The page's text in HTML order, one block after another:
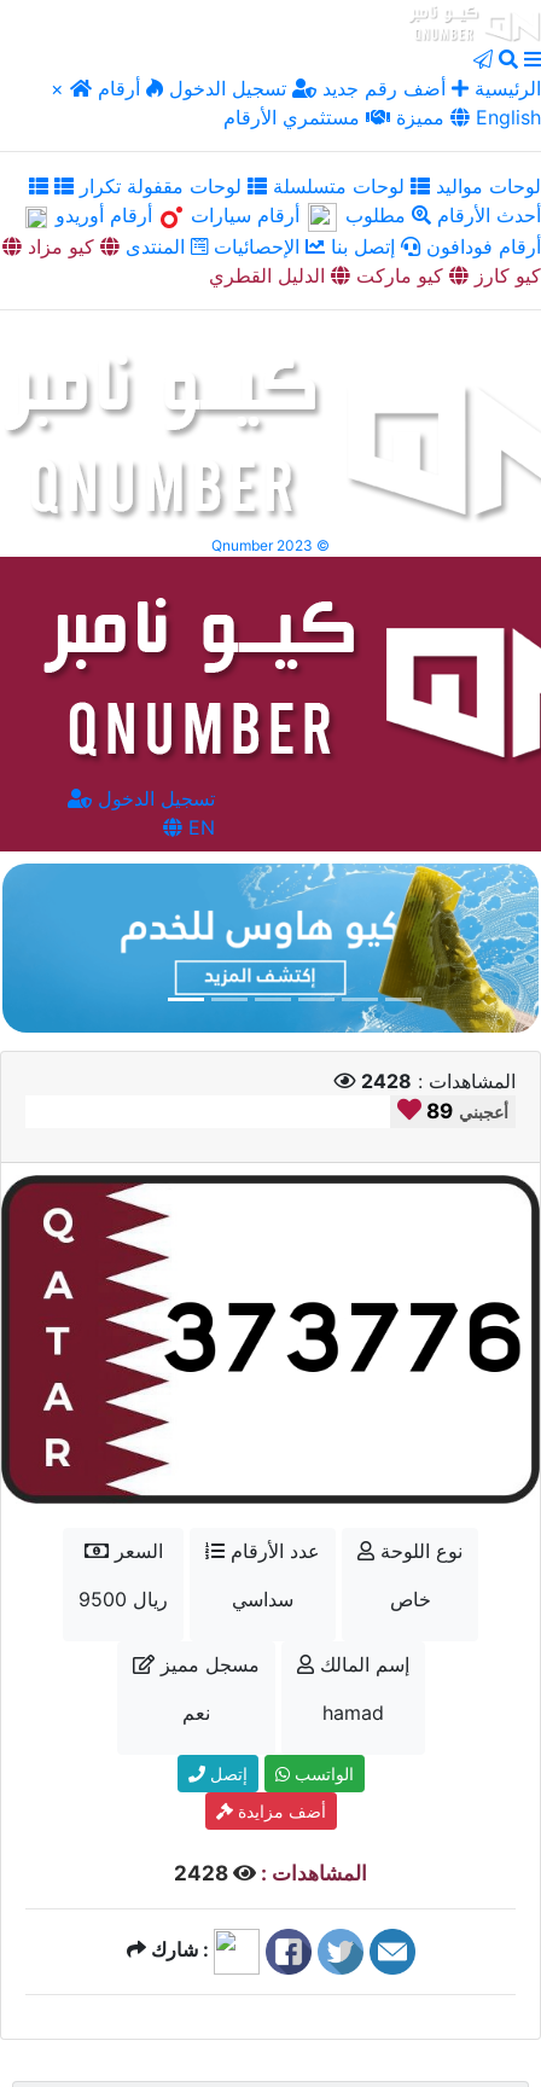
× الرئيسية أضف رقم جديد تسجيل الدخول
أرقام
مميزة
مستثمري الأرقام English
لوحات مواليد لوحات متسلسلة
لوحات مقفولة تكرار
أحدث الأرقام
مطلوب أرقام سيارات
أرقام أوريدو
أرقام فودافون
إتصل بنا الإحصائيات المنتدى
كيو مزاد
كيو كارز
كيو ماركت الدليل القطري
Qnumber 2023 ©
تسجيل الدخول
EN
المشاهدات : 2428
89 أعجبني
السعر
9500 ريال
عدد الأرقام
سداسي
نوع اللوحة
خاص
مسجل مميز
نعم
إسم المالك
hamad
إتصل
الواتسب
أضف مزايدة
المشاهدات :
شارك :